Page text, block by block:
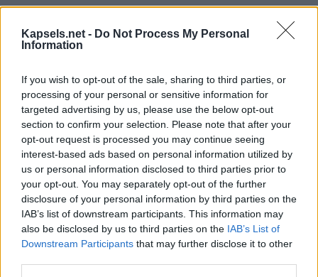
Kapsels.net - Do Not Process My Personal
Information
If you wish to opt-out of the sale, sharing to third parties, or
processing of your personal or sensitive information for
targeted advertising by us, please use the below opt-out
section to confirm your selection. Please note that after your
opt-out request is processed you may continue seeing
interest-based ads based on personal information utilized by
us or personal information disclosed to third parties prior to
your opt-out. You may separately opt-out of the further
disclosure of your personal information by third parties on the
IAB’s list of downstream participants. This information may
also be disclosed by us to third parties on the IAB’s List of
Downstream Participants that may further disclose it to other